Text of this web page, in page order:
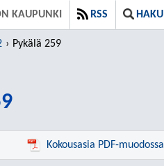
KAUPUNKI RSS HAKU
Pykälä 259
Kokousasia PDF-muodossa